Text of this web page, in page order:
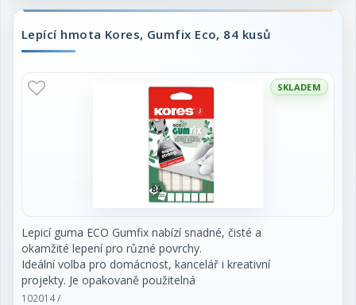
Lepící hmota Kores, Gumfix Eco, 84 kusů
SKLADEM
Lepicí guma ECO Gumfix nabízí snadné, čisté a
okamžité lepení pro různé povrchy.
Ideální volba pro domácnost, kancelář i kreativní
projekty. Je opakovaně použitelná
a zajišťuje čistou a snadnou manipulaci.
102014 /